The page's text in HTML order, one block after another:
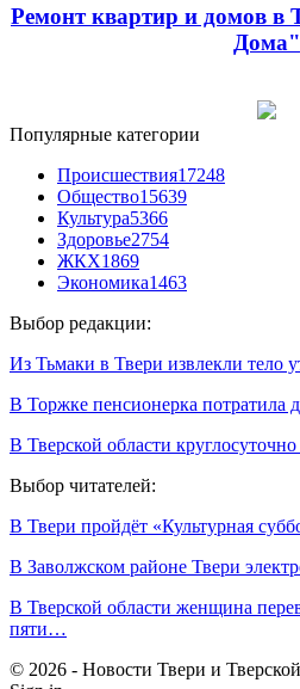
Ремонт квартир и домов в
Дома"
Популярные категории
Происшествия17248
Общество15639
Культура5366
Здоровье2754
ЖКХ1869
Экономика1463
Выбор редакции:
Из Тьмаки в Твери извлекли тело
В Торжке пенсионерка потратила
В Тверской области
Выбор читателей:
В Твери пройдёт «Культурная
В Заволжском районе Твери
В Тверской области женщина
пяти…
© 2026 - Новости Твери и